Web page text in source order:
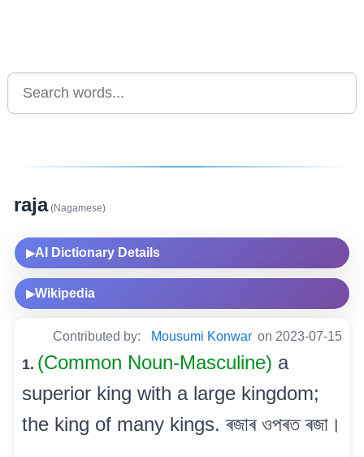
raja(Nagamese)
▶AI Dictionary Details
▶Wikipedia
Contributed by: Mousumi Konwar on 2023-07-15
1. (Common Noun-Masculine) a
superior king with a large kingdom;
the king of many kings. ৰজাৰ ওপৰত ৰজা।